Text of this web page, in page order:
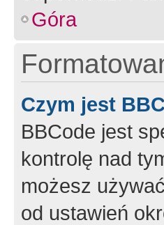
Góra
Czym jest
BBCode jest
kontrolę nad
możesz
od ustawień